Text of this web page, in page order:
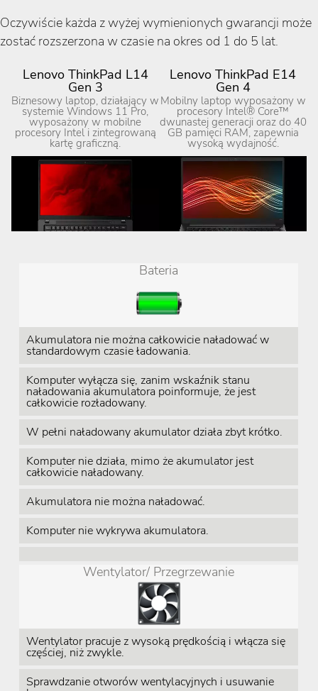
Oczywiście każda z wyżej wymienionych gwarancji może
zostać rozszerzona w czasie na okres od 1 do 5 lat.
Lenovo ThinkPad L14
Gen 3
Biznesowy laptop, działający w
systemie Windows 11 Pro,
wyposażony w mobilne
procesory Intel i zintegrowaną
kartę graficzną.
Lenovo ThinkPad E14
Gen 4
Mobilny laptop wyposażony w
procesory Intel® Core™
dwunastej generacji oraz do 40
GB pamięci RAM, zapewnia
wysoką wydajność.
Bateria
Akumulatora nie można całkowicie naładować w
standardowym czasie ładowania.
Komputer wyłącza się, zanim wskaźnik stanu
naładowania akumulatora poinformuje, że jest
całkowicie rozładowany.
W pełni naładowany akumulator działa zbyt krótko.
Komputer nie działa, mimo że akumulator jest
całkowicie naładowany.
Akumulatora nie można naładować.
Komputer nie wykrywa akumulatora.
Wentylator/ Przegrzewanie
Wentylator pracuje z wysoką prędkością i włącza się
częściej, niż zwykle.
Sprawdzanie otworów wentylacyjnych i usuwanie